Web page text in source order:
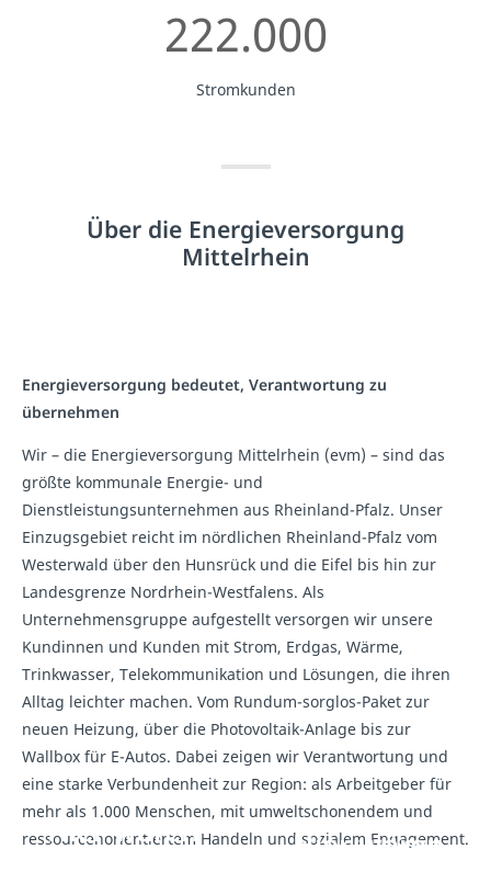
222.000
Stromkunden
Über die Energieversorgung
Mittelrhein
Energieversorgung bedeutet, Verantwortung zu
übernehmen
Wir – die Energieversorgung Mittelrhein (evm) – sind das
größte kommunale Energie- und
Dienstleistungsunternehmen aus Rheinland-Pfalz. Unser
Einzugsgebiet reicht im nördlichen Rheinland-Pfalz vom
Westerwald über den Hunsrück und die Eifel bis hin zur
Landesgrenze Nordrhein-Westfalens. Als
Unternehmensgruppe aufgestellt versorgen wir unsere
Kundinnen und Kunden mit Strom, Erdgas, Wärme,
Trinkwasser, Telekommunikation und Lösungen, die ihren
Alltag leichter machen. Vom Rundum-sorglos-Paket zur
neuen Heizung, über die Photovoltaik-Anlage bis zur
Wallbox für E-Autos. Dabei zeigen wir Verantwortung und
eine starke Verbundenheit zur Region: als Arbeitgeber für
mehr als 1.000 Menschen, mit umweltschonendem und
ressourcenorientiertem Handeln und sozialem Engagement.
Hier wären
Hier wären